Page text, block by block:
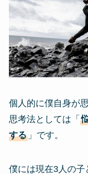
個人的に僕自身が
思考法としては「
する」です。
僕には現在3人の子